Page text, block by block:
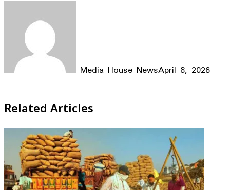
Media House NewsApril 8, 2026
Related Articles